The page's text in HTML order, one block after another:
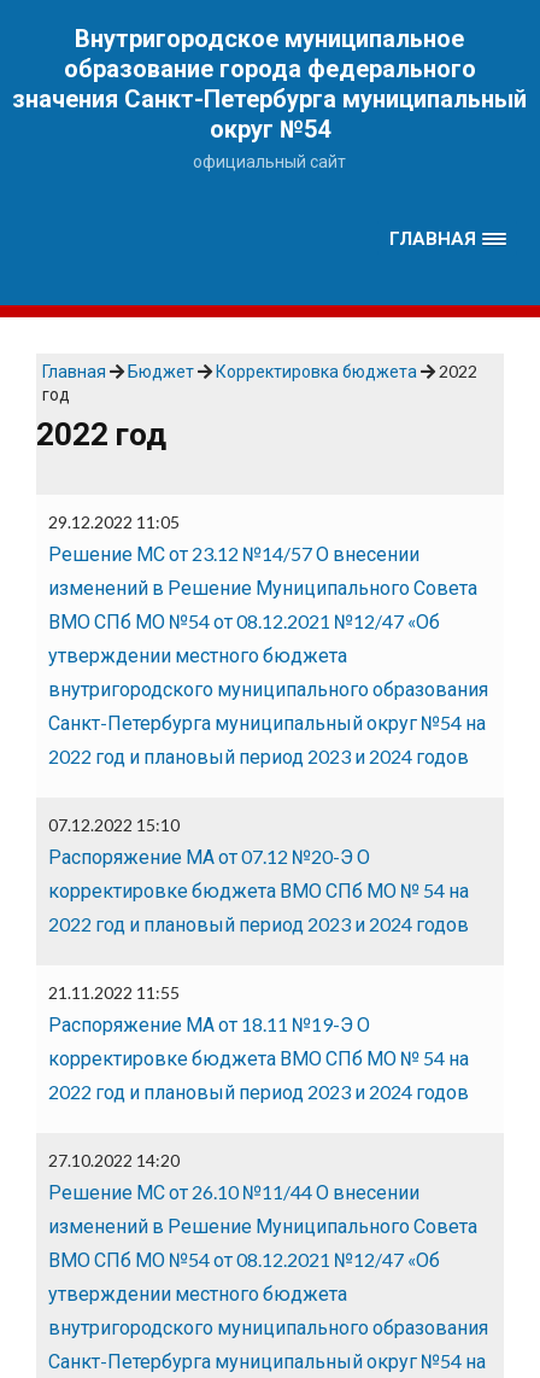
Внутригородское муниципальное
образование города федерального
значения Санкт-Петербурга муниципальный
округ №54
официальный сайт
ГЛАВНАЯ
Главная Бюджет Корректировка бюджета
2022
год
2022 год
29.12.2022 11:05
Решение МС от 23.12 №14/57 О внесении
изменений в Решение Муниципального Совета
ВМО СПб МО №54 от 08.12.2021 №12/47 «Об
утверждении местного бюджета
внутригородского муниципального образования
Санкт-Петербурга муниципальный округ №54 на
2022 год и плановый период 2023 и 2024 годов
07.12.2022 15:10
Распоряжение МА от 07.12 №20-Э О
корректировке бюджета ВМО СПб МО № 54 на
2022 год и плановый период 2023 и 2024 годов
21.11.2022 11:55
Распоряжение МА от 18.11 №19-Э О
корректировке бюджета ВМО СПб МО № 54 на
2022 год и плановый период 2023 и 2024 годов
27.10.2022 14:20
Решение МС от 26.10 №11/44 О внесении
изменений в Решение Муниципального Совета
ВМО СПб МО №54 от 08.12.2021 №12/47 «Об
утверждении местного бюджета
внутригородского муниципального образования
Санкт-Петербурга муниципальный округ №54 на